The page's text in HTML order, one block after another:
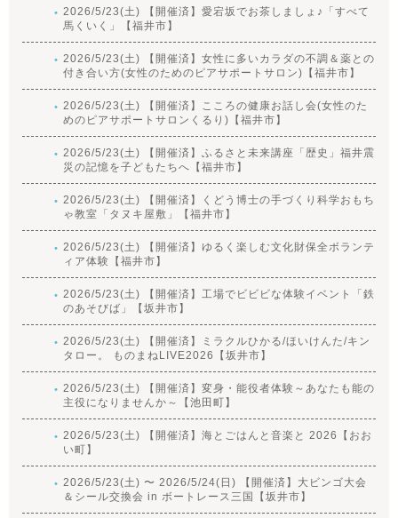
2026/5/23(土) 【開催済】愛宕坂でお茶しましょ♪「すべて
馬くいく」【福井市】
2026/5/23(土) 【開催済】女性に多いカラダの不調＆薬との
付き合い方(女性のためのピアサポートサロン)【福井市】
2026/5/23(土) 【開催済】こころの健康お話し会(女性のた
めのピアサポートサロンくるり)【福井市】
2026/5/23(土) 【開催済】ふるさと未来講座「歴史」福井震
災の記憶を子どもたちへ【福井市】
2026/5/23(土) 【開催済】くどう博士の手づくり科学おもち
ゃ教室「タヌキ屋敷」【福井市】
2026/5/23(土) 【開催済】ゆるく楽しむ文化財保全ボランテ
ィア体験【福井市】
2026/5/23(土) 【開催済】工場でビビビな体験イベント「鉄
のあそびば」【坂井市】
2026/5/23(土) 【開催済】ミラクルひかる/ほいけんた/キン
タロー。 ものまねLIVE2026【坂井市】
2026/5/23(土) 【開催済】変身・能役者体験～あなたも能の
主役になりませんか～【池田町】
2026/5/23(土) 【開催済】海とごはんと音楽と 2026【おお
い町】
2026/5/23(土) 〜 2026/5/24(日) 【開催済】大ビンゴ大会
＆シール交換会 in ボートレース三国【坂井市】